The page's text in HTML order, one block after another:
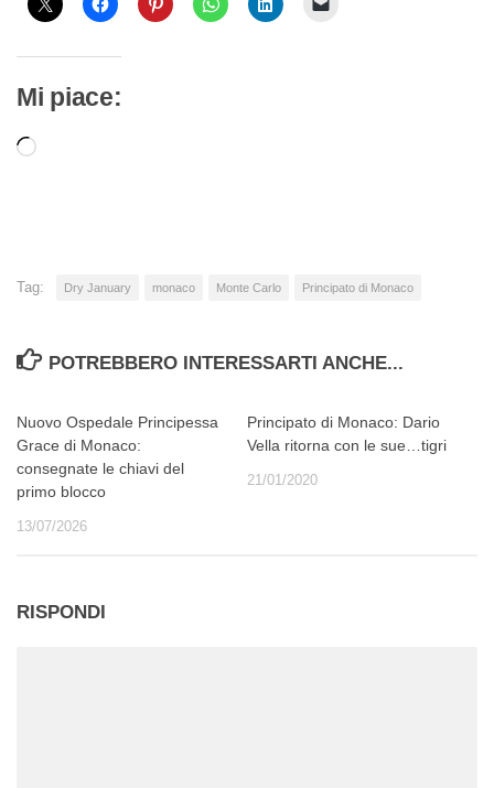
Mi piace:
Caricamento
Tag: Dry January monaco Monte Carlo Principato di Monaco
POTREBBERO INTERESSARTI ANCHE...
Nuovo Ospedale Principessa
Grace di Monaco:
consegnate le chiavi del
primo blocco
13/07/2026
Principato di Monaco: Dario
Vella ritorna con le sue…tigri
21/01/2020
RISPONDI